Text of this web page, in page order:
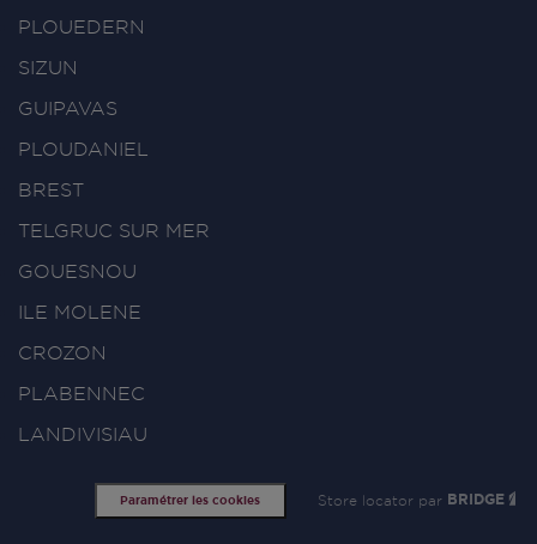
PLOUEDERN
SIZUN
GUIPAVAS
PLOUDANIEL
BREST
TELGRUC SUR MER
GOUESNOU
ILE MOLENE
CROZON
PLABENNEC
LANDIVISIAU
Paramétrer les cookies Store locator par BRIDGE